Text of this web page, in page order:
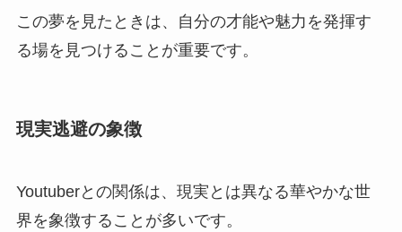
この夢を見たときは、自分の才能や魅力を発揮す
る場を見つけることが重要です。
現実逃避の象徴
Youtuberとの関係は、現実とは異なる華やかな世
界を象徴することが多いです。